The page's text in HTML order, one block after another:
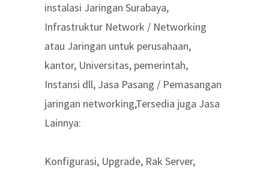
instalasi Jaringan Surabaya,
Infrastruktur Network / Networking
atau Jaringan untuk perusahaan,
kantor, Universitas, pemerintah,
Instansi dll, Jasa Pasang / Pemasangan
jaringan networking,Tersedia juga Jasa
Lainnya:
Konfigurasi, Upgrade, Rak Server,